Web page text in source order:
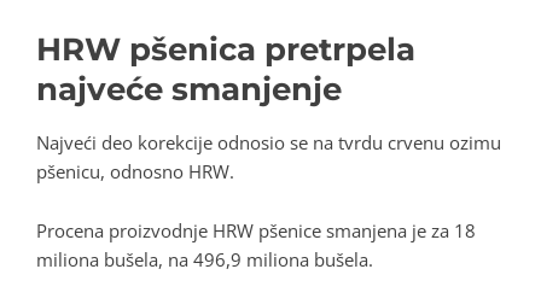
HRW pšenica pretrpela
najveće smanjenje
Najveći deo korekcije odnosio se na tvrdu crvenu ozimu
pšenicu, odnosno HRW.
Procena proizvodnje HRW pšenice smanjena je za 18
miliona bušela, na 496,9 miliona bušela.